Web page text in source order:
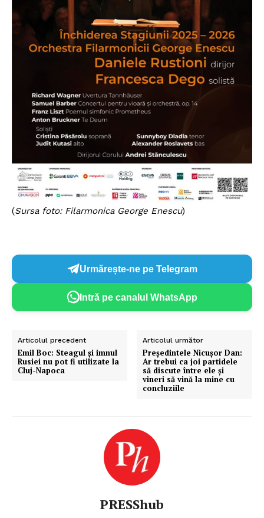
Un proiect
FREEDOM HOUSE ROMÂNIA
(Sursa foto: Filarmonica George Enescu)
Urmărește-ne pe Telegram
Intră pe canalul WhatsApp
Articolul precedent
Emil Boc: Steagul şi imnul
Rusiei nu pot fi utilizate la
Cluj-Napoca
Articolul următor
Președintele Nicuşor Dan:
Ar trebui ca joi partidele
să discute între ele şi
vineri să vină la mine cu
concluziile
PRESShub